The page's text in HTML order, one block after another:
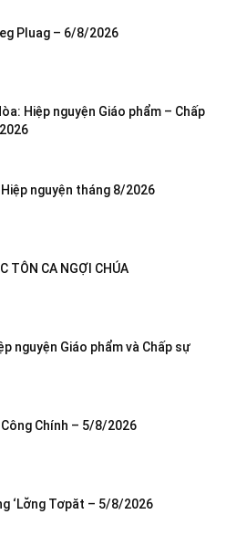
Pluag – 6/8/2026
Hiệp nguyện Giáo phẩm – Chấp
nguyện tháng 8/2026
TÔN CA NGỢI CHÚA
nguyện Giáo phẩm và Chấp sự
Chính – 5/8/2026
‘Lơ̆ng Tơpăt – 5/8/2026